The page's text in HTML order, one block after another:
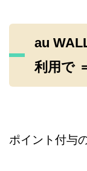
au
利用で
ポイント付与